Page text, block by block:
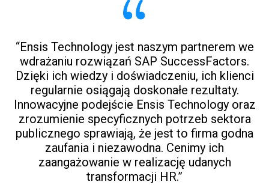
“Ensis Technology jest naszym partnerem we
wdrażaniu rozwiązań SAP SuccessFactors.
Dzięki ich wiedzy i doświadczeniu, ich klienci
regularnie osiągają doskonałe rezultaty.
Innowacyjne podejście Ensis Technology oraz
zrozumienie specyficznych potrzeb sektora
publicznego sprawiają, że jest to firma godna
zaufania i niezawodna. Cenimy ich
zaangażowanie w realizację udanych
transformacji HR.”